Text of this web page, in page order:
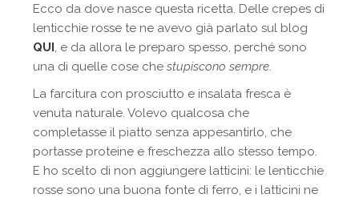
Ecco da dove nasce questa ricetta. Delle crepes di
lenticchie rosse te ne avevo già parlato sul blog
QUI, e da allora le preparo spesso, perché sono
una di quelle cose chestupiscono sempre.
La farcitura con prosciutto e insalata fresca è
venuta naturale. Volevo qualcosa che
completasse il piatto senza appesantirlo, che
portasse proteine e freschezza allo stesso tempo.
E ho scelto di non aggiungere latticini: le lenticchie
rosse sono una buona fonte di ferro, e i latticini ne